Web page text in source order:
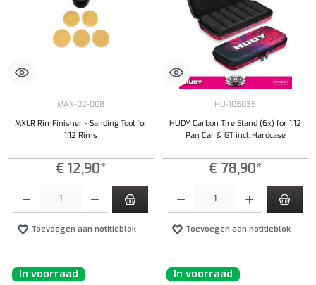
MAX-02-008
MXLR RimFinisher - Sanding Tool for
1:12 Rims
€ 12,90*
Toevoegen aan notitieblok
HU-105035
HUDY Carbon Tire Stand (6x) for 1:12
Pan Car & GT incl. Hardcase
€ 78,90*
Toevoegen aan notitieblok
In voorraad
In voorraad